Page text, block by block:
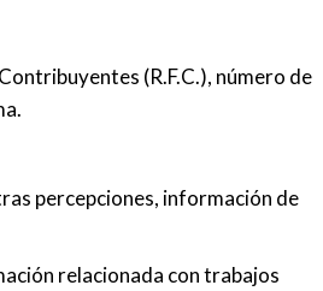
(R.F.C.), número de
percepciones, información de
relacionada con trabajos